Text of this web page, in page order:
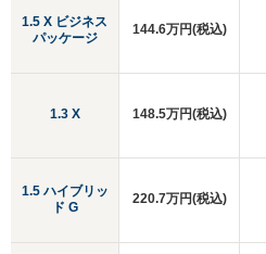
1.5 X ビジネス
パッケージ
1.3 X
1.5 ハイブリッ
ド G
144.6万円(税込)
148.5万円(税込)
220.7万円(税込)